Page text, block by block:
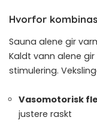
Hvorfor
Sauna alene gir
Kaldt vann alene
stimulering.
Vasomotorisk
justere raskt